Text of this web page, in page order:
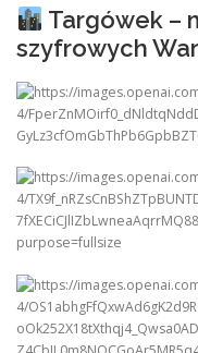
Targówek –
szyfrowych